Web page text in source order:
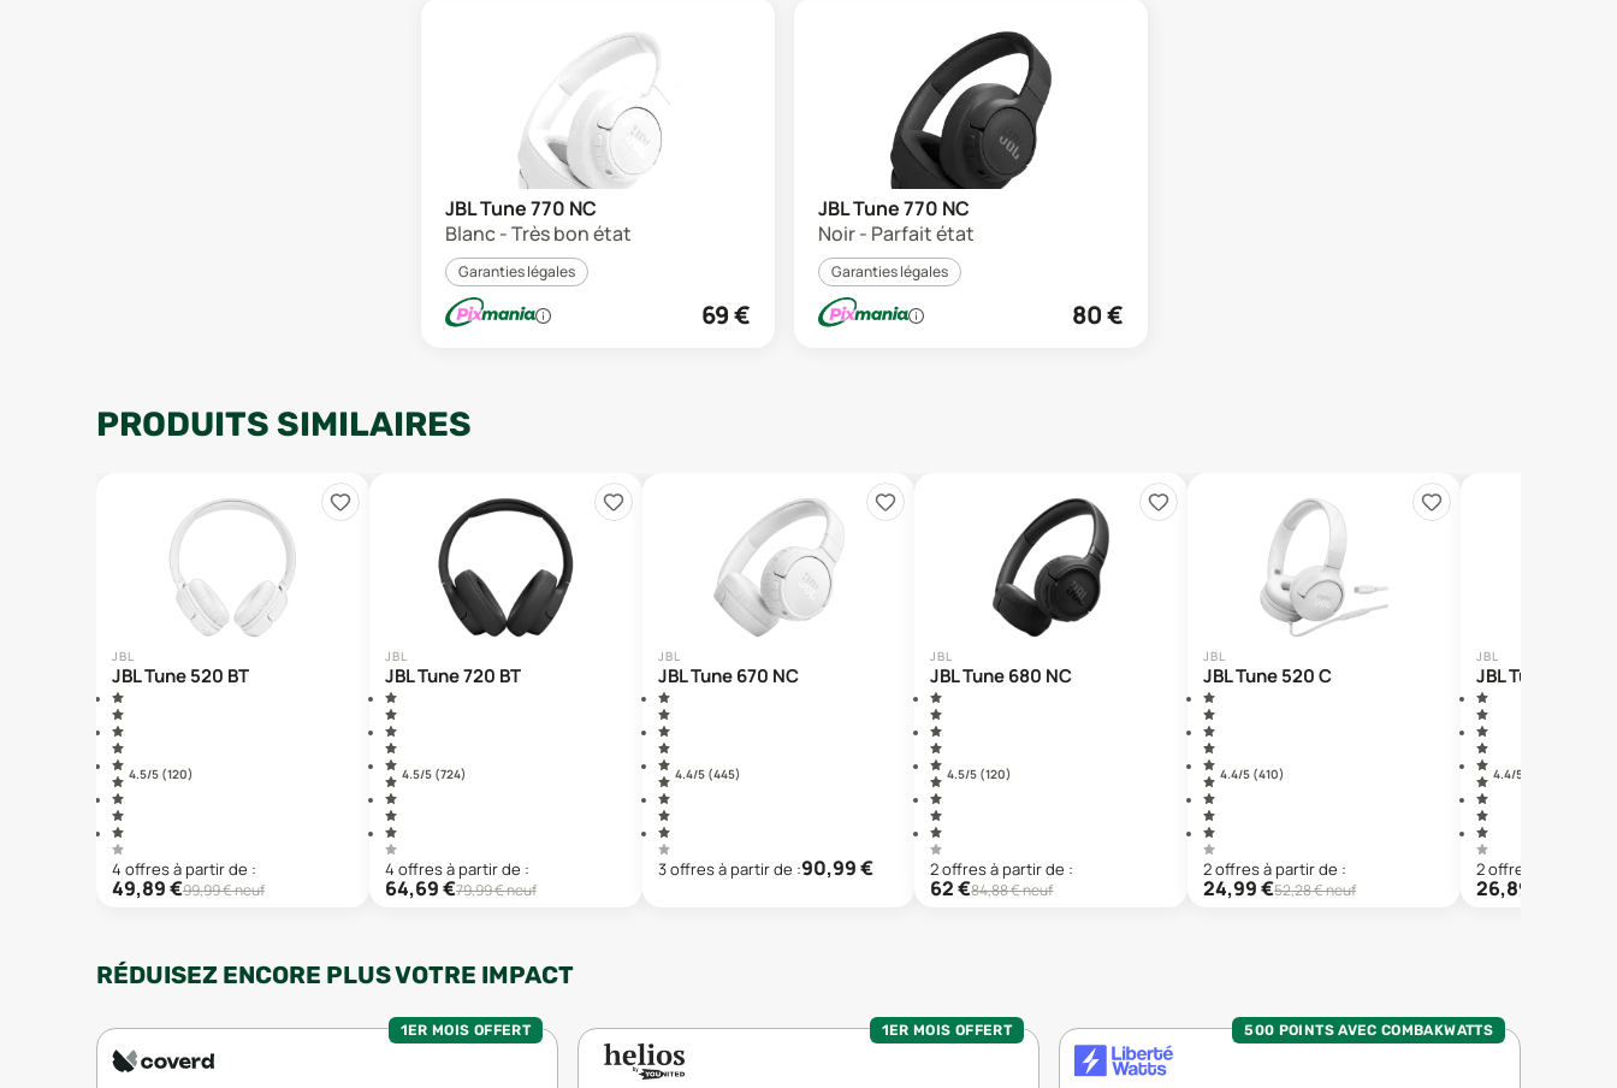
JBL Tune 770 NC
Blanc - Très bon état
Garanties légales
69€
JBL Tune 770 NC
Noir - Parfait état
Garanties légales
80€
PRODUITS SIMILAIRES
JBL
JBL Tune 520 BT
4.5/5 (120)
4 offresà partir de :
49,89€99,99€ neuf
JBL
JBL Tune 720 BT
4.5/5 (724)
4 offresà partir de :
64,69€79,99€ neuf
JBL
JBL Tune 670 NC
4.4/5 (445)
3offresà partir de :90,99€
JBL
JBL Tune 680 NC
4.5/5 (120)
2offresà partir de :
62€84,88€ neuf
JBL
JBL Tune 520 C
4.4/5 (410)
2offresà partir de :
24,99€52,28€ neuf
JBL
JBL Tune 530 C
4.4/5 (
2offre
26,89
RÉDUISEZ ENCORE PLUS VOTRE IMPACT
1ER MOIS OFFERT 1ER MOIS OFFERT 500 POINTS AVEC COMBAKWATTS